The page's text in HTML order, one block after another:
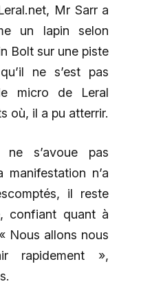
Mr Sarr a
un lapin selon
Bolt sur une piste
ne s’est pas
micro de Leral
où, il a pu atterrir.
ne s’avoue pas
n’a
il reste
confiant quant à
Nous allons nous
rapidement »,